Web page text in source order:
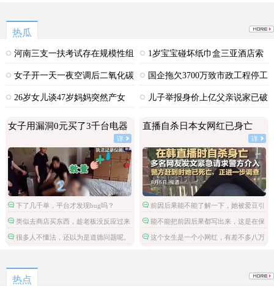
热瓜
河南三支一扶考试存在规模性组
织作弊犯罪
1岁宝宝碰坏纸巾盒三亚酒店索
赔924元
女子开一天一夜空调后二氧化碳
中毒
国企拖欠3700万致市政工程停工
26岁女儿谈47岁妈妈突然产女
儿子举报身价上亿父亲说家已破
女子用漏洞0元买了3千台电器
详
下了几千单，平台才发现bug吗？
类似去商店买东西，趁老板没反应过来
拿了就跑。
很多人不懂法，还以为是道德问题呢。
直播自杀日本女网红已身亡
详
前因后果能不能了解一下，她被爱豆引
导网暴攻击
能不能把前因后果都写出来，这是在保
护施害人吗。
这个女生是一个小网红，有差不多八万
热点